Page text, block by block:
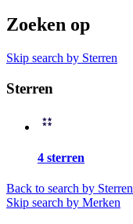
Zoeken op
Skip search by Sterren
Sterren
4 sterren
Back to search by Sterren
Skip search by Merken